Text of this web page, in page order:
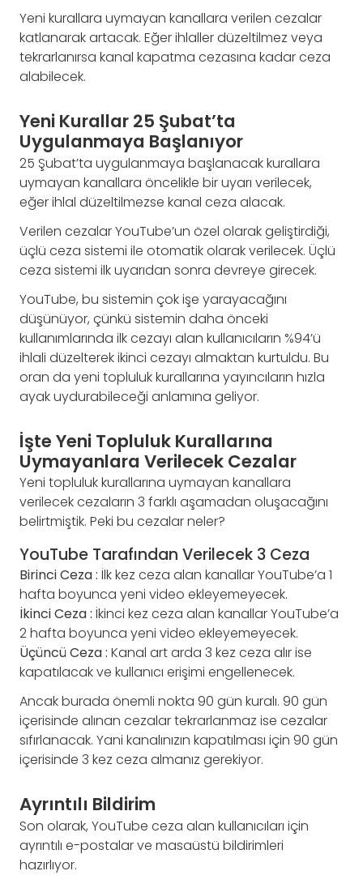
Yeni kurallara uymayan kanallara verilen cezalar
katlanarak artacak. Eğer ihlaller düzeltilmez veya
tekrarlanırsa kanal kapatma cezasına kadar ceza
alabilecek.
Yeni Kurallar 25 Şubat’ta
Uygulanmaya Başlanıyor
25 Şubat’ta uygulanmaya başlanacak kurallara
uymayan kanallara öncelikle bir uyarı verilecek,
eğer ihlal düzeltilmezse kanal ceza alacak.
Verilen cezalar YouTube’un özel olarak geliştirdiği,
üçlü ceza sistemi ile otomatik olarak verilecek. Üçlü
ceza sistemi ilk uyarıdan sonra devreye girecek.
YouTube, bu sistemin çok işe yarayacağını
düşünüyor, çünkü sistemin daha önceki
kullanımlarında ilk cezayı alan kullanıcıların %94’ü
ihlali düzelterek ikinci cezayı almaktan kurtuldu. Bu
oran da yeni topluluk kurallarına yayıncıların hızla
ayak uydurabileceği anlamına geliyor.
İşte Yeni Topluluk Kurallarına
Uymayanlara Verilecek Cezalar
Yeni topluluk kurallarına uymayan kanallara
verilecek cezaların 3 farklı aşamadan oluşacağını
belirtmiştik. Peki bu cezalar neler?
YouTube Tarafından Verilecek 3 Ceza
Birinci Ceza : İlk kez ceza alan kanallar YouTube’a 1
hafta boyunca yeni video ekleyemeyecek.
İkinci Ceza : İkinci kez ceza alan kanallar YouTube’a
2 hafta boyunca yeni video ekleyemeyecek.
Üçüncü Ceza : Kanal art arda 3 kez ceza alır ise
kapatılacak ve kullanıcı erişimi engellenecek.
Ancak burada önemli nokta 90 gün kuralı. 90 gün
içerisinde alınan cezalar tekrarlanmaz ise cezalar
sıfırlanacak. Yani kanalınızın kapatılması için 90 gün
içerisinde 3 kez ceza almanız gerekiyor.
Ayrıntılı Bildirim
Son olarak, YouTube ceza alan kullanıcıları için
ayrıntılı e-postalar ve masaüstü bildirimleri
hazırlıyor.